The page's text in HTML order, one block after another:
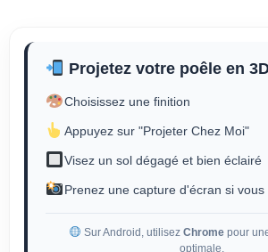
Projetez votre poêle en
Choisissez une finition
Appuyez sur "Projeter Chez Moi"
Visez un sol dégagé et bien éclairé
Prenez une capture d'écran si vous
Sur Android, utilisez Chromepour
optimale.